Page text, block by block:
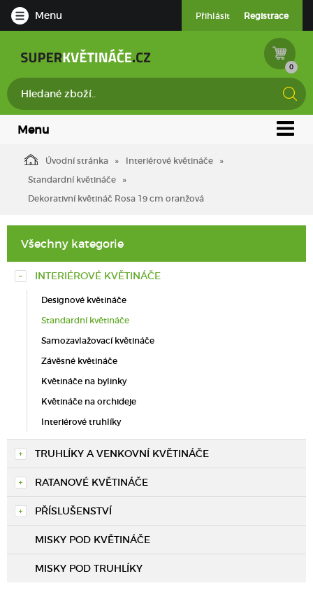
Menu Přihlásit Registrace
0
Menu
Úvodní stránka
Interiérové květináče
Standardní květináče
Dekorativní květináč Rosa 19 cm oranžová
Všechny kategorie
INTERIÉROVÉ KVĚTINÁČE
Designové květináče
Standardní květináče
Samozavlažovací květináče
Závěsné květináče
Květináče na bylinky
Květináče na orchideje
Interiérové truhlíky
TRUHLÍKY A VENKOVNÍ KVĚTINÁČE
RATANOVÉ KVĚTINÁČE
PŘÍSLUŠENSTVÍ
MISKY POD KVĚTINÁČE
MISKY POD TRUHLÍKY